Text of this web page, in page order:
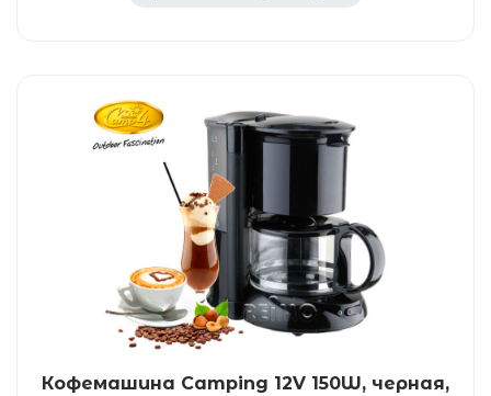
Кофемашина Camping 12V 150W, черная,